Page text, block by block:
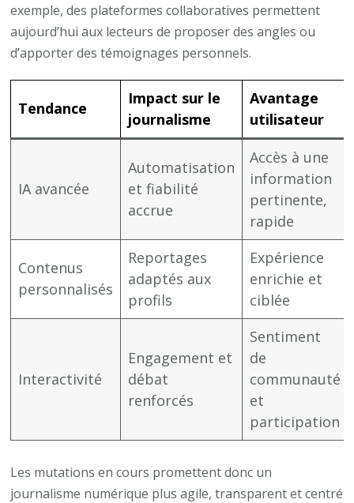
exemple, des plateformes collaboratives permettent
aujourd’hui aux lecteurs de proposer des angles ou
d’apporter des témoignages personnels.
Tendance
Impact sur le
journalisme
Avantage
utilisateur
IA avancée
Automatisation
et fiabilité
accrue
Accès à une
information
pertinente,
rapide
Contenus
personnalisés
Reportages
adaptés aux
profils
Expérience
enrichie et
ciblée
Interactivité
Engagement et
débat
renforcés
Sentiment
de
communauté
et
participation
Les mutations en cours promettent donc un
journalisme numérique plus agile, transparent et centré